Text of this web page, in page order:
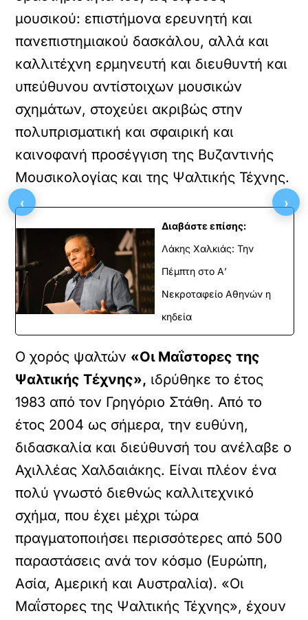
μουσικού: επιστήμονα ερευνητή και
πανεπιστημιακού δασκάλου, αλλά και
καλλιτέχνη ερμηνευτή και διευθυντή και
υπεύθυνου αντίστοιχων μουσικών
σχημάτων, στοχεύει ακριβώς στην
πολυπρισματική και σφαιρική και
καινοφανή προσέγγιση της Βυζαντινής
Μουσικολογίας και της Ψαλτικής Τέχνης.
Διαβάστε επίσης:
Λάκης Χαλκιάς: Την
Πέμπτη στο Α’
Νεκροταφείο Αθηνών η
κηδεία
Ο χορός ψαλτών «Οι Μαΐστορες της
Ψαλτικής Τέχνης», ιδρύθηκε το έτος
1983 από τον Γρηγόριο Στάθη. Από το
έτος 2004 ως σήμερα, την ευθύνη,
διδασκαλία και διεύθυνσή του ανέλαβε ο
Αχιλλέας Χαλδαιάκης. Είναι πλέον ένα
πολύ γνωστό διεθνώς καλλιτεχνικό
σχήμα, που έχει μέχρι τώρα
πραγματοποιήσει περισσότερες από 500
παραστάσεις ανά τον κόσμο (Ευρώπη,
Ασία, Αμερική και Αυστραλία). «Οι
Μαΐστορες της Ψαλτικής Τέχνης», έχουν
‹ ›